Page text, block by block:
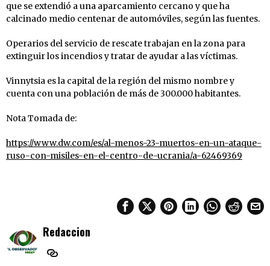
que se extendió a una aparcamiento cercano y que ha
calcinado medio centenar de automóviles, según las fuentes.
Operarios del servicio de rescate trabajan en la zona para
extinguir los incendios y tratar de ayudar a las víctimas.
Vinnytsia es la capital de la región del mismo nombre y
cuenta con una población de más de 300.000 habitantes.
Nota Tomada de:
https://www.dw.com/es/al-menos-23-muertos-en-un-ataque-
ruso-con-misiles-en-el-centro-de-ucrania/a-62469369
Redaccion